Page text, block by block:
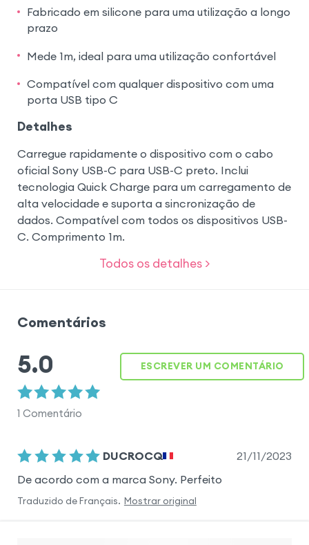
Fabricado em silicone para uma utilização a longo
prazo
Mede 1m, ideal para uma utilização confortável
Compatível com qualquer dispositivo com uma
porta USB tipo C
Detalhes
Carregue rapidamente o dispositivo com o cabo
oficial Sony USB-C para USB-C preto. Inclui
tecnologia Quick Charge para um carregamento de
alta velocidade e suporta a sincronização de
dados. Compatível com todos os dispositivos USB-
C. Comprimento 1m.
Todos os detalhes >
Comentários
5.0
1 Comentário
ESCREVER UM COMENTÁRIO
DUCROCQ
21/11/2023
De acordo com a marca Sony. Perfeito
Traduzido deFrançais. Mostrar original